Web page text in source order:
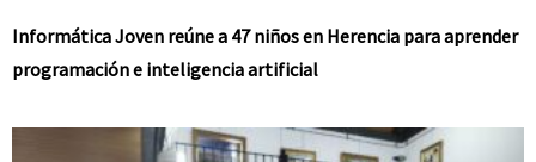
Informática Joven reúne a 47 niños en Herencia para aprender
programación e inteligencia artificial